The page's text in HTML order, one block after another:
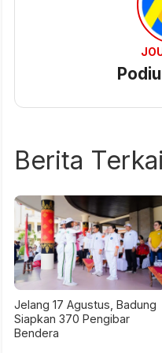
Berita
Jelang 17 Agustus, Badung
Siapkan 370 Pengibar
Bendera